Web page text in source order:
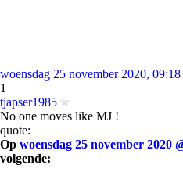
woensdag 25 november 2020,
1
tjapser1985
No one moves like MJ !
quote:
Op woensdag 25 november 2020
volgende: